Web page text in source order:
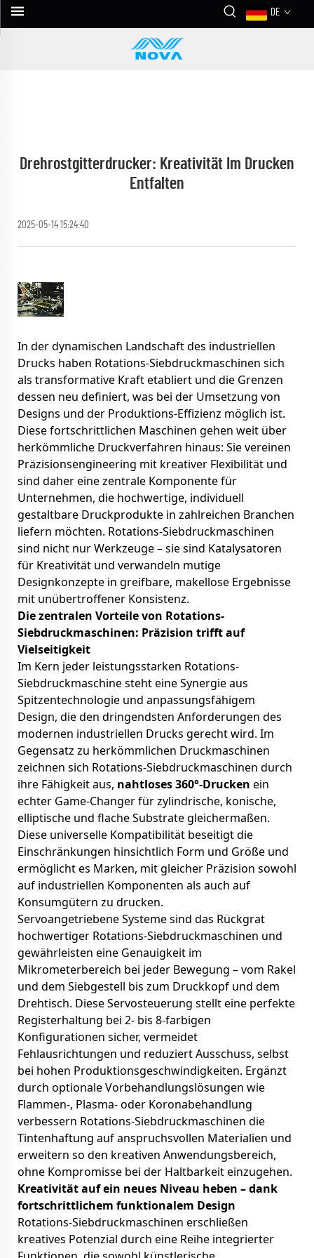
DE
Drehrostgitterdrucker: Kreativität Im Drucken
Entfalten
2025-05-14 15:24:40
In der dynamischen Landschaft des industriellen
Drucks haben Rotations-Siebdruckmaschinen sich
als transformative Kraft etabliert und die Grenzen
dessen neu definiert, was bei der Umsetzung von
Designs und der Produktions-Effizienz möglich ist.
Diese fortschrittlichen Maschinen gehen weit über
herkömmliche Druckverfahren hinaus: Sie vereinen
Präzisionsengineering mit kreativer Flexibilität und
sind daher eine zentrale Komponente für
Unternehmen, die hochwertige, individuell
gestaltbare Druckprodukte in zahlreichen Branchen
liefern möchten. Rotations-Siebdruckmaschinen
sind nicht nur Werkzeuge – sie sind Katalysatoren
für Kreativität und verwandeln mutige
Designkonzepte in greifbare, makellose Ergebnisse
mit unübertroffener Konsistenz.
Die zentralen Vorteile von Rotations-
Siebdruckmaschinen: Präzision trifft auf
Vielseitigkeit
Im Kern jeder leistungsstarken Rotations-
Siebdruckmaschine steht eine Synergie aus
Spitzentechnologie und anpassungsfähigem
Design, die den dringendsten Anforderungen des
modernen industriellen Drucks gerecht wird. Im
Gegensatz zu herkömmlichen Druckmaschinen
zeichnen sich Rotations-Siebdruckmaschinen durch
ihre Fähigkeit aus, nahtloses 360°-Drucken ein
echter Game-Changer für zylindrische, konische,
elliptische und flache Substrate gleichermaßen.
Diese universelle Kompatibilität beseitigt die
Einschränkungen hinsichtlich Form und Größe und
ermöglicht es Marken, mit gleicher Präzision sowohl
auf industriellen Komponenten als auch auf
Konsumgütern zu drucken.
Servoangetriebene Systeme sind das Rückgrat
hochwertiger Rotations-Siebdruckmaschinen und
gewährleisten eine Genauigkeit im
Mikrometerbereich bei jeder Bewegung – vom Rakel
und dem Siebgestell bis zum Druckkopf und dem
Drehtisch. Diese Servosteuerung stellt eine perfekte
Registerhaltung bei 2- bis 8-farbigen
Konfigurationen sicher, vermeidet
Fehlausrichtungen und reduziert Ausschuss, selbst
bei hohen Produktionsgeschwindigkeiten. Ergänzt
durch optionale Vorbehandlungslösungen wie
Flammen-, Plasma- oder Koronabehandlung
verbessern Rotations-Siebdruckmaschinen die
Tintenhaftung auf anspruchsvollen Materialien und
erweitern so den kreativen Anwendungsbereich,
ohne Kompromisse bei der Haltbarkeit einzugehen.
Kreativität auf ein neues Niveau heben – dank
fortschrittlichem funktionalem Design
Rotations-Siebdruckmaschinen erschließen
kreatives Potenzial durch eine Reihe integrierter